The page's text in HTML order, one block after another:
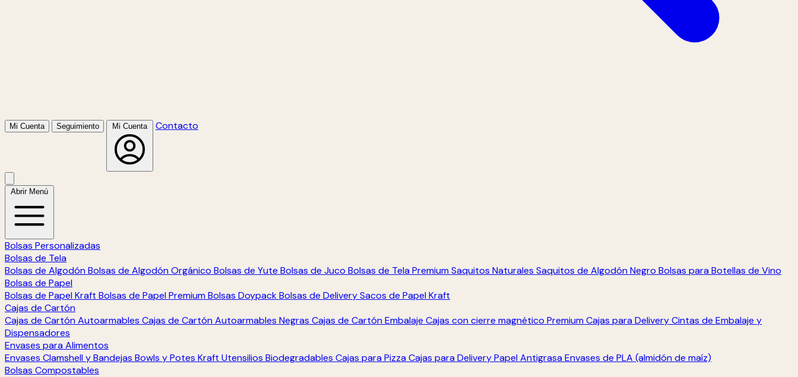
Mi Cuenta Seguimiento Mi Cuenta Contacto
Abrir Menú
Bolsas Personalizadas
Bolsas de Tela
Bolsas de Algodón Bolsas de Algodón Orgánico Bolsas de Yute Bolsas de Juco Bolsas de Tela Premium Saquitos Naturales Saquitos de Algodón Negro Bolsas para Botellas de Vino
Bolsas de Papel
Bolsas de Papel Kraft Bolsas de Papel Premium Bolsas DoypackBolsas de DeliverySacos de Papel Kraft
Cajas de Cartón
Cajas de Cartón Autoarmables Cajas de Cartón Autoarmables Negras Cajas de Cartón Embalaje Cajas con cierre magnético Premium Cajas para DeliveryCintas de Embalaje y
Dispensadores
Envases para Alimentos
Envases Clamshell y Bandejas Bowls y Potes Kraft Utensilios Biodegradables Cajas para Pizza Cajas para DeliveryPapel Antigrasa Envases de PLA (almidón de maíz)
Bolsas Compostables